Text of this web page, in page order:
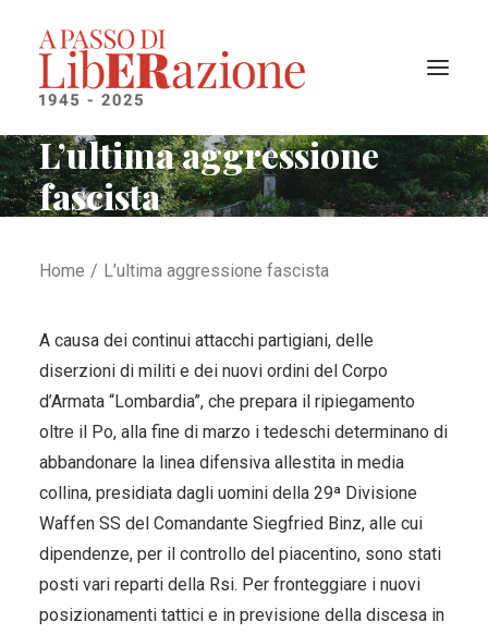
Il progetto
La cronologia
Ricerca
L’ultima aggressione
fascista
Home L’ultima aggressione fascista
A causa dei continui attacchi partigiani, delle
diserzioni di militi e dei nuovi ordini del Corpo
d’Armata “Lombardia”, che prepara il ripiegamento
oltre il Po, alla fine di marzo i tedeschi determinano di
abbandonare la linea difensiva allestita in media
collina, presidiata dagli uomini della 29ª Divisione
Waffen SS del Comandante Siegfried Binz, alle cui
dipendenze, per il controllo del piacentino, sono stati
posti vari reparti della Rsi. Per fronteggiare i nuovi
posizionamenti tattici e in previsione della discesa in